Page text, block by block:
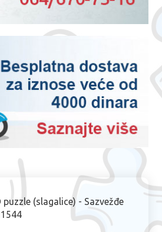
puzzle (slagalice) - Sazvežđe